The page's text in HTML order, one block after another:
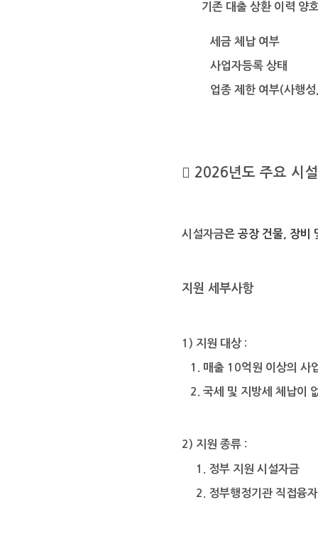
기존 대출 상환 이력 양
세금 체납 여부
사업자등록 상태
업종 제한 여부(사행성
 2026년도 주요 시
시설자금은 공장 건물 장비
지원 세부사항
1) 지원 대상 :
1. 매출 10억원 이상의 사
2.국세 및 지방세 체납이
2) 지원 종류 :
1. 정부 지원 시설자금
2. 정부행정기관 직접융